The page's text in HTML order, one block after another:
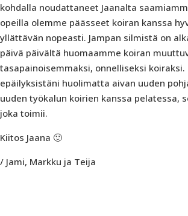
kohdalla noudattaneet Jaanalta
opeilla olemme päässeet koiran kanssa
yllättävän nopeasti. Jampan silmistä on
päivä päivältä huomaamme koiran
tasapainoisemmaksi, onnelliseksi koiraksi.
epäilyksistäni huolimatta aivan uuden
uuden työkalun koirien kanssa pelatessa,
joka toimii.
Kiitos Jaana 🙂
/ Jami, Markku ja Teija